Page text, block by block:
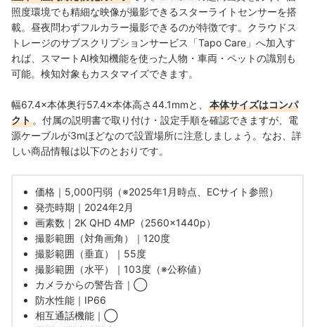
照度環境でも精細な映像が撮影できる スターライトセンサーを搭
載。 昼夜問わずフルカラー撮影できるのが特徴です。 クラウドス
トレージのサブスクリプションサービス「Tapo Care」へ加入す
れば、
スマートAI検知機能を使った人物・車両・ペットの識別も
可能。検知対象もカスタマイズできます。
幅67.4×本体奥行57.4×本体高さ44.1mmと、
本体サイズはコンパ
クト 。付属の説明書で取り付け・設定手順を確認できますが、電
源ケーブルが3mほどなので設置場所に注意しましょう。なお、詳
しい商品情報は以下のとおりです。
価格｜5,000円弱（※2025年1月時点、ECサイト参照）
発売時期｜2024年2月
画素数｜2K QHD 4MP（2560×1440p）
撮影範囲（対角画角）｜120度
撮影範囲（垂直）｜55度
撮影範囲（水平）｜103度（※公称値）
カメラからの警告音｜◯
防水性能｜IP66
相互通話機能｜◯